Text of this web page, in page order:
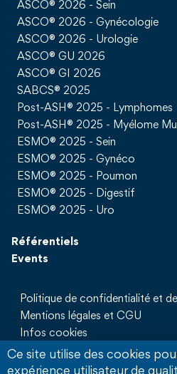
ASCO® 2026 - Sein
ASCO® 2026 - Gynécologie
ASCO® 2026 - Urologie
ASCO® GU 2026
ASCO® GI 2026
SABCS® 2025
Post-ASH® 2025 - Lymphomes
Post-ASH® 2025 - Myélome
ESMO® 2025 - Sein
ESMO® 2025 - Gynéco
ESMO® 2025 - Poumon
ESMO® 2025 - Digestif
ESMO® 2025 - Uro
Référentiels
Events
Politique de confidentialité et
Mentions légales et CGU
Infos cookies
Qui sommes nous
Partenaires
Ce site utilise des cookies